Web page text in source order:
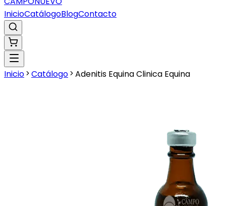
InicioCatálogoBlogContacto
Inicio Catálogo Adenitis Equina Clinica Equina